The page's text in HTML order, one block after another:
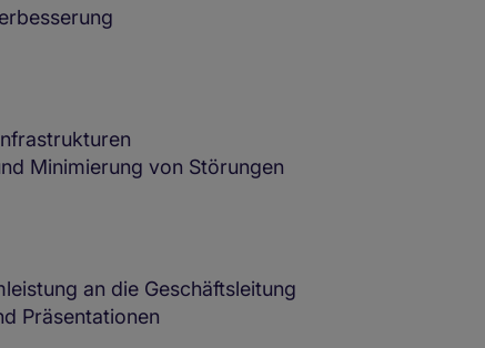
Minimierung von Störungen
an die Geschäftsleitung
Präsentationen